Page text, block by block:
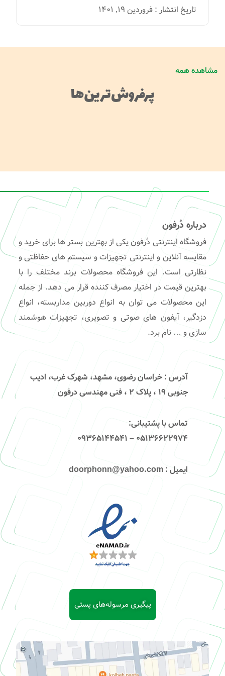
تاریخ انتشار : فروردین 19, 1401
مشاهده همه
پرفروش‌ترین‌ها
درباره دُرفون
فروشگاه اینترنتی دُرفون یکی از بهترین بستر ها برای خرید و
مقایسه آنلاین و اینترنتی تجهیزات و سیستم های حفاظتی و
نظارتی است. این فروشگاه محصولات برند مختلف را با
بهترین قیمت در اختیار مصرف کننده قرار می دهد. از جمله
این محصولات می توان به انواع دوربین مداربسته، انواع
دزدگیر، آیفون های صوتی و تصویری، تجهیزات هوشمند
سازی و … نام برد.
آدرس : خراسان رضوی، مشهد، شهرک غرب، ادیب
جنوبی ۱۹ ، پلاک ۲ ، فنی مهندسی درفون
تماس با پشتیبانی:
۰۵۱۳۶۶۲۲۹۷۴ – 09365144541
ایمیل : doorphonn@yahoo.com
پیگیری مرسوله‌های پستی